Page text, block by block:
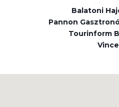
Balatoni
Pannon
Tourinform